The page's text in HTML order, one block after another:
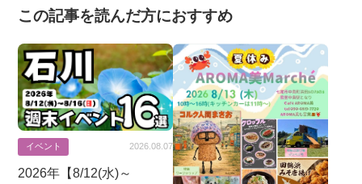
この記事を読んだ方におすすめ
イベント 2026.08.07
2026年【8/12(水)～